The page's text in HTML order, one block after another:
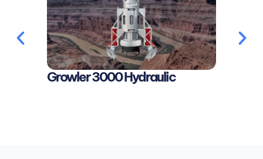
Growler 3000 Hydraulic